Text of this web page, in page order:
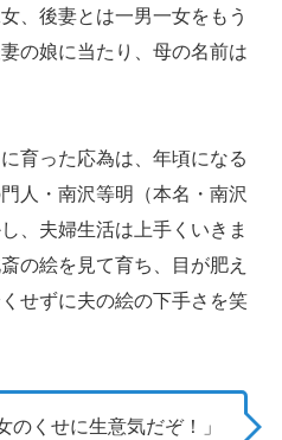
、後妻とは一男一女をもう
の娘に当たり、母の名前は
育った応為は、年頃になる
人・南沢等明（本名・南沢
、夫婦生活は上手くいきま
の絵を見て育ち、目が肥え
せずに夫の絵の下手さを笑
のくせに生意気だぞ！」